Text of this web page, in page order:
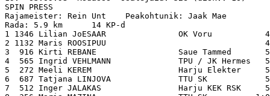
SPIN PRESS
Rajameister: Rein Unt    Peakohtunik: Jaak Mae
Rada: 5.9 km      14 KP-d
1 1346 Lilian JoESAAR               OK Voru
2 1132 Maris ROOSIPUU
3  916 Kirti REBANE                 Saue Tammed
4  565 Ingrid VEHLMANN              TPU / JK Hermes
5  272 Meeli KEREM                  Harju Elekter
6  687 Tatjana LINJOVA              TTU SK
7  512 Inger JALAKAS                Harju KEK RSK